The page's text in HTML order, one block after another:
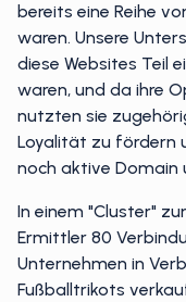
bereits eine Reihe
waren. Unsere
diese Websites Teil
waren, und da ihre
nutzten sie
Loyalität zu fördern
noch aktive Domain
In einem "Cluster"
Ermittler 80
Unternehmen in
Fußballtrikots